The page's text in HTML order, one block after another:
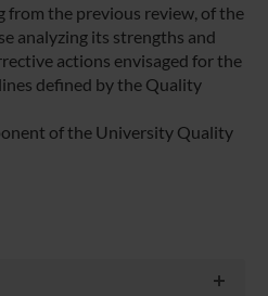
from the previous review, of the
analyzing its strengths and
actions envisaged for the
defined by the Quality
of the University Quality